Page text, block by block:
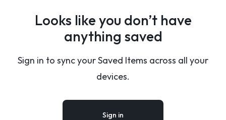
Looks like you don’t have
anything saved
Sign in to sync your Saved Items across all your
devices.
Sign in